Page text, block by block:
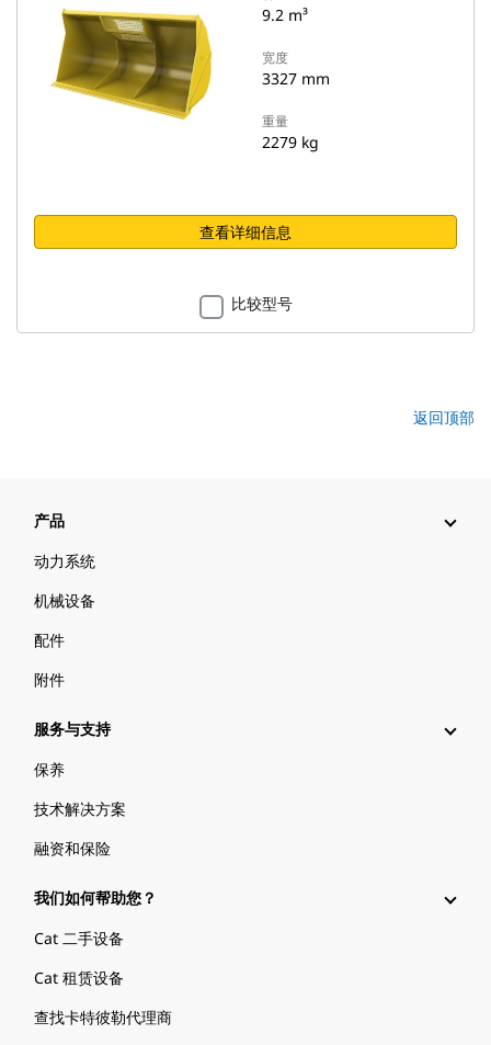
9.2 m³
宽度
3327 mm
重量
2279 kg
查看详细信息
比较型号
返回顶部
产品
动力系统
机械设备
配件
附件
服务与支持
保养
技术解决方案
融资和保险
我们如何帮助您？
Cat 二手设备
Cat 租赁设备
查找卡特彼勒代理商